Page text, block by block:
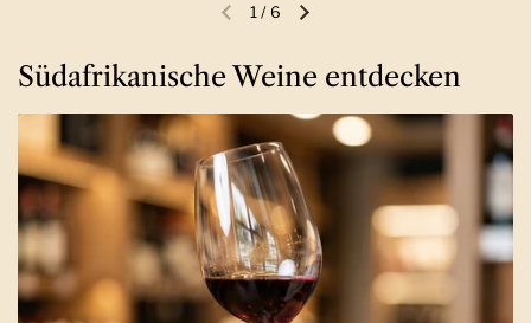
Vorherige FolieNächste Folie
1 /6
Südafrikanische Weine entdecken